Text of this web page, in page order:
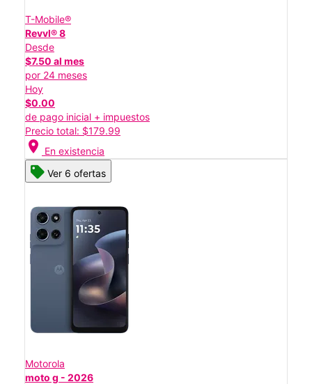
T-Mobile®
Revvl® 8
Desde
$7.50 al mes
por 24 meses
Hoy
$0.00
de pago inicial + impuestos
Precio total: $179.99
location_on En existencia
Ver 6 ofertas
Motorola
moto g - 2026